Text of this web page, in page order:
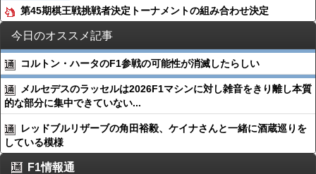
第45期棋王戦挑戦者決定トーナメントの組み合わせ決定
今日のオススメ記事
コルトン・ハータのF1参戦の可能性が消滅したらしい
メルセデスのラッセルは2026F1マシンに対し雑音をきり離し本質
的な部分に集中できていない...
レッドブルリザーブの角田裕毅、ケイナさんと一緒に酒蔵巡りを
している模様
F1情報通